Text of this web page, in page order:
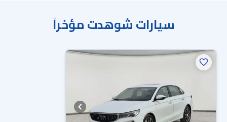
سيارات شوهدت مؤخراً